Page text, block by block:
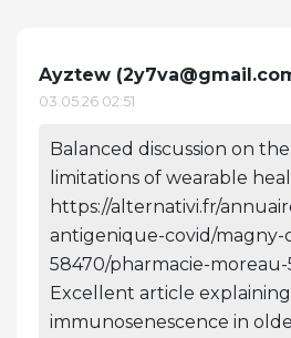
Ayztew (
03.05.26 02:51
Balanced discussion on
limitations of wearable
https://alternativi.fr/
antigenique-covid/magny-
58470/pharmacie-moreau-
Excellent article
immunosenescence in